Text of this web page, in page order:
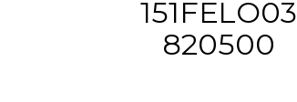
151FELO03
820500